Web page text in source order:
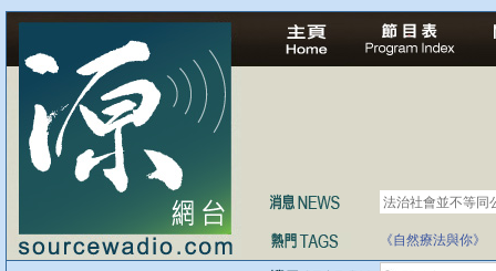
法治社會並不等同
《自然療法與你》